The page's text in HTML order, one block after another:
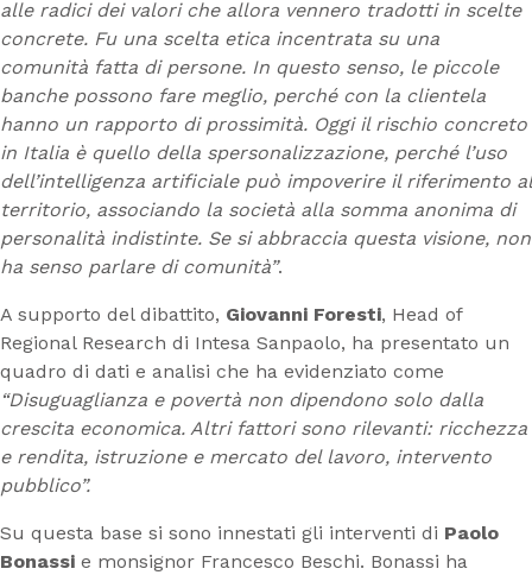
alle radici dei valori che allora vennero tradotti in scelte
concrete. Fu una scelta etica incentrata su una
comunità fatta di persone. In questo senso, le piccole
banche possono fare meglio, perché con la clientela
hanno un rapporto di prossimità. Oggi il rischio concreto
in Italia è quello della spersonalizzazione, perché l’uso
dell’intelligenza artificiale può impoverire il riferimento al
territorio, associando la società alla somma anonima di
personalità indistinte. Se si abbraccia questa visione, non
ha senso parlare di comunità”.
A supporto del dibattito, Giovanni Foresti, Head of
Regional Research di Intesa Sanpaolo, ha presentato un
quadro di dati e analisi che ha evidenziato come
“Disuguaglianza e povertà non dipendono solo dalla
crescita economica. Altri fattori sono rilevanti: ricchezza
e rendita, istruzione e mercato del lavoro, intervento
pubblico”.
Su questa base si sono innestati gli interventi di Paolo
Bonassi e monsignor Francesco Beschi. Bonassi ha